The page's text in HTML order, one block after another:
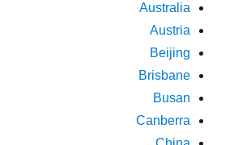
Australia
Austria
Beijing
Brisbane
Busan
Canberra